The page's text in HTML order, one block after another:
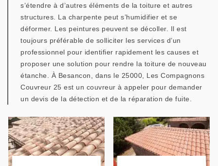
s’étendre à d’autres éléments de la toiture et autres
structures. La charpente peut s’humidifier et se
déformer. Les peintures peuvent se décoller. Il est
toujours préférable de solliciter les services d’un
professionnel pour identifier rapidement les causes et
proposer une solution pour rendre la toiture de nouveau
étanche. À Besancon, dans le 25000, Les Compagnons
Couvreur 25 est un couvreur à appeler pour demander
un devis de la détection et de la réparation de fuite.